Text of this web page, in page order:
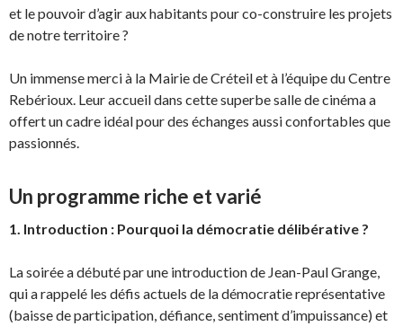
et le pouvoir d’agir aux habitants pour co-construire les projets
de notre territoire ?
Un immense merci à la Mairie de Créteil et à l’équipe du Centre
Rebérioux. Leur accueil dans cette superbe salle de cinéma a
offert un cadre idéal pour des échanges aussi confortables que
passionnés.
Un programme riche et varié
1. Introduction : Pourquoi la démocratie délibérative ?
La soirée a débuté par une introduction de Jean-Paul Grange,
qui a rappelé les défis actuels de la démocratie représentative
(baisse de participation, défiance, sentiment d’impuissance) et